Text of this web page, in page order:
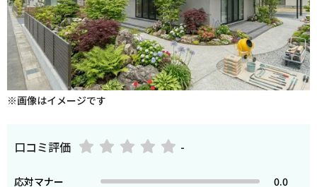
※画像はイメージです
口コミ評価 -
応対マナー
0.0